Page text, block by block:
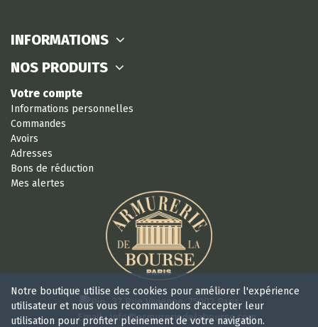
INFORMATIONS
NOS PRODUITS
Votre compte
Informations personnelles
Commandes
Avoirs
Adresses
Bons de réduction
Mes alertes
37 Rue Vivienne, 75002 Paris
Email : info@armureriedelabourse.com
Notre boutique utilise des cookies pour améliorer l'expérience
utilisateur et nous vous recommandons d'accepter leur
utilisation pour profiter pleinement de votre navigation.